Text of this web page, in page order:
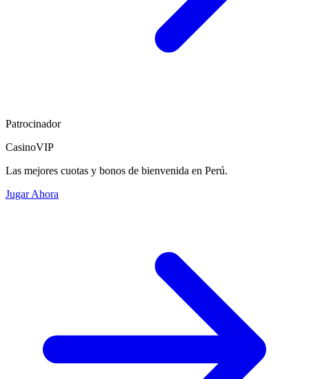
Patrocinador
CasinoVIP
Las mejores cuotas y bonos de bienvenida en Perú.
Jugar Ahora